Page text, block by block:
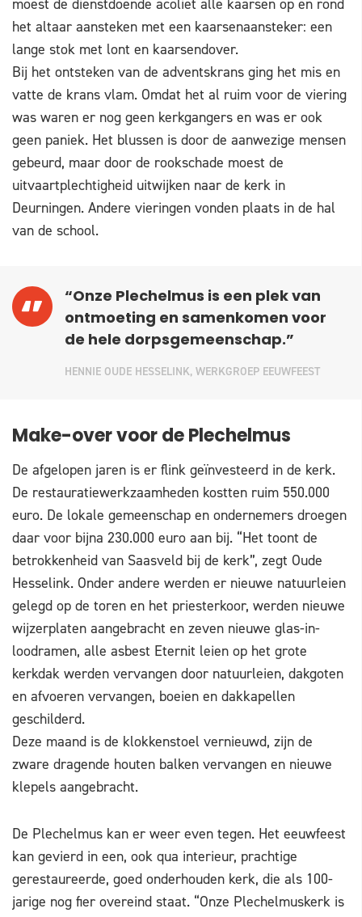
moest de dienstdoende acoliet alle kaarsen op en rond
het altaar aansteken met een kaarsenaansteker: een
lange stok met lont en kaarsendover.
Bij het ontsteken van de adventskrans ging het mis en
vatte de krans vlam. Omdat het al ruim voor de viering
was waren er nog geen kerkgangers en was er ook
geen paniek. Het blussen is door de aanwezige mensen
gebeurd, maar door de rookschade moest de
uitvaartplechtigheid uitwijken naar de kerk in
Deurningen. Andere vieringen vonden plaats in de hal
van de school.
“Onze Plechelmus is een plek van
ontmoeting en samenkomen voor
de hele dorpsgemeenschap.”
HENNIE OUDE HESSELINK, WERKGROEP EEUWFEEST
Make-over voor de Plechelmus
De afgelopen jaren is er flink geïnvesteerd in de kerk.
De restauratiewerkzaamheden kostten ruim 550.000
euro. De lokale gemeenschap en ondernemers droegen
daar voor bijna 230.000 euro aan bij. “Het toont de
betrokkenheid van Saasveld bij de kerk”, zegt Oude
Hesselink. Onder andere werden er nieuwe natuurleien
gelegd op de toren en het priesterkoor, werden nieuwe
wijzerplaten aangebracht en zeven nieuwe glas-in-
loodramen, alle asbest Eternit leien op het grote
kerkdak werden vervangen door natuurleien, dakgoten
en afvoeren vervangen, boeien en dakkapellen
geschilderd.
Deze maand is de klokkenstoel vernieuwd, zijn de
zware dragende houten balken vervangen en nieuwe
klepels aangebracht.
De Plechelmus kan er weer even tegen. Het eeuwfeest
kan gevierd in een, ook qua interieur, prachtige
gerestaureerde, goed onderhouden kerk, die als 100-
jarige nog fier overeind staat. “Onze Plechelmuskerk is